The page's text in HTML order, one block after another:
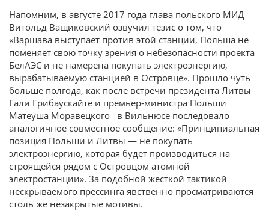
Напомним, в августе 2017 года глава польского МИД
Витольд Ващиковский озвучил тезис о том, что
«Варшава выступает против этой станции, Польша не
поменяет свою точку зрения о небезопасности проекта
БелАЭС и не намерена покупать электроэнергию,
вырабатываемую станцией в Островце». Прошло чуть
больше полгода, как после встречи президента Литвы
Гали Грибаускайте и премьер-министра Польши
Матеуша Моравецкого в Вильнюсе последовало
аналогичное совместное сообщение: «Принципиальная
позиция Польши и Литвы — не покупать
электроэнергию, которая будет производиться на
строящейся рядом с Островцом атомной
электростанции». За подобной жесткой тактикой
нескрываемого прессинга явственно просматриваются
столь же незакрытые мотивы.